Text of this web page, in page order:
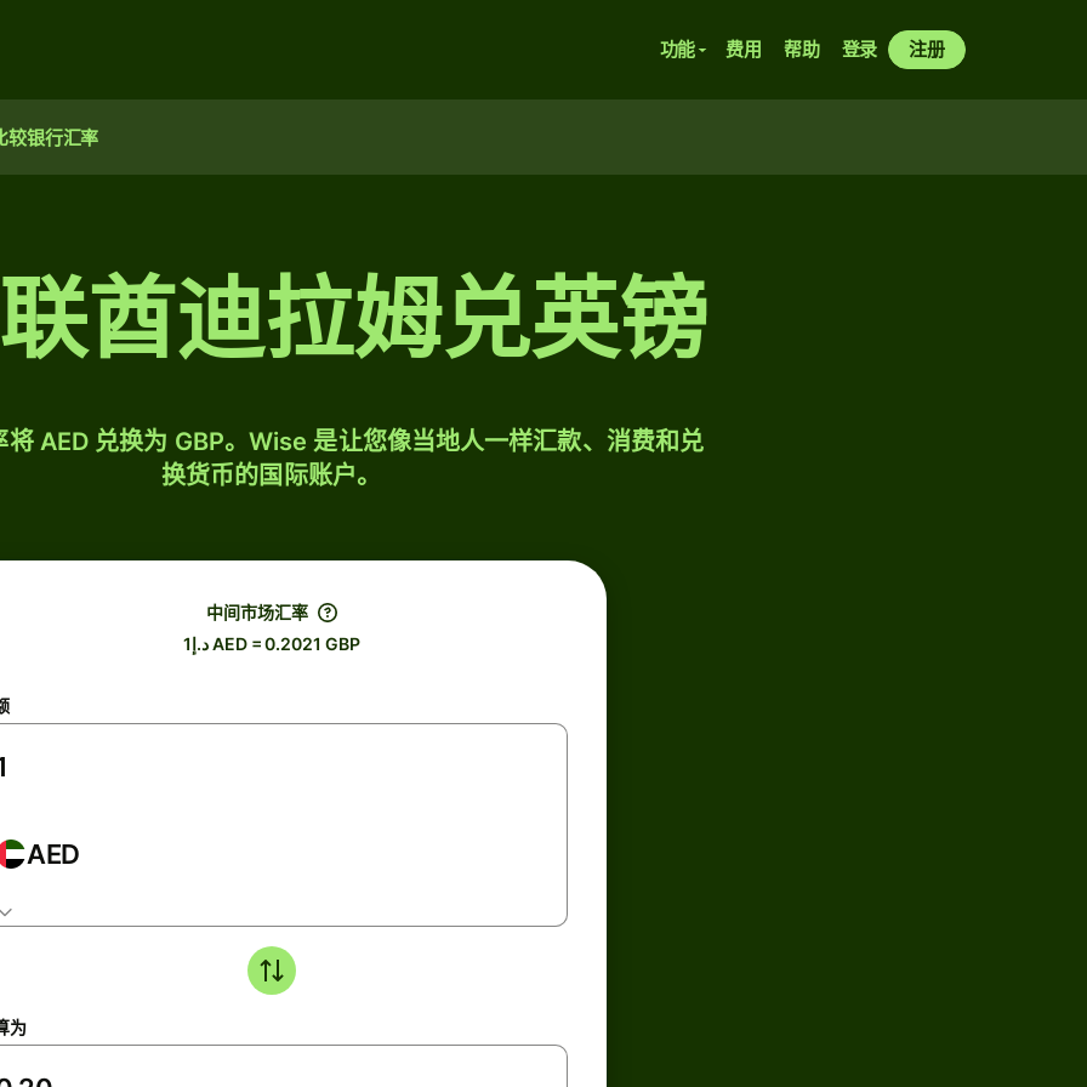
功能 费用 帮助 登录 注册
较银行汇率
酋迪拉姆兑英镑
将 AED 兑换为 GBP。Wise 是让您像当地人一样汇款、消费和兑
换货币的国际账户。
中间市场汇率
د.إ1 AED = 0.2021 GBP
AED
为